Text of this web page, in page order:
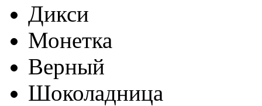
Дикси
Монетка
Верный
Шоколадница